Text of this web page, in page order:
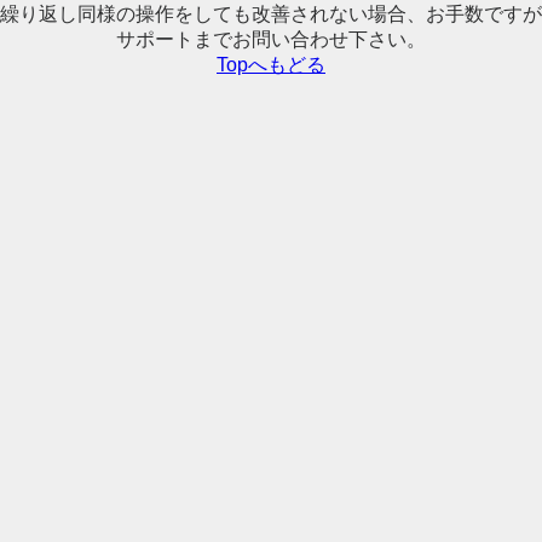
繰り返し同様の操作をしても改善されない場合、お手数ですが
サポートまでお問い合わせ下さい。
Topへもどる